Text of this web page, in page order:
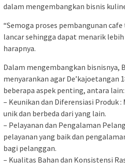
dalam mengembangkan bisnis
“Semoga proses pembangunan
lancar sehingga dapat menarik lebih
harapnya.
Dalam mengembangkan bisnisnya,
menyarankan agar De’kajoetangan
beberapa aspek penting, antara lain:
– Keunikan dan Diferensiasi Produk
unik dan berbeda dari yang lain.
– Pelayanan dan Pengalaman
pelayanan yang baik dan
bagi pelanggan.
– Kualitas Bahan dan Konsistensi